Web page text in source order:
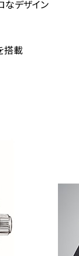
なデザイン
搭載